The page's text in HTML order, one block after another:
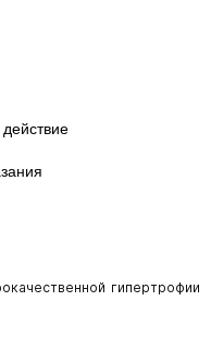
гипертрофии